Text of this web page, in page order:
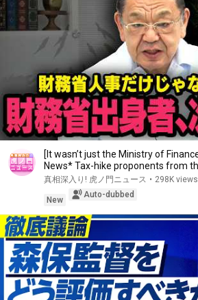
[It wasn’t just the Ministry of
News* Tax-hike proponents from
真相深入り! 虎ノ門ニュース • 298K views
New
Auto-dubbed